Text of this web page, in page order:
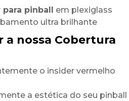
pinball
em plexiglass
ultra brilhante
a nossa Cobertura
o insider vermelho
a estética do seu pinball